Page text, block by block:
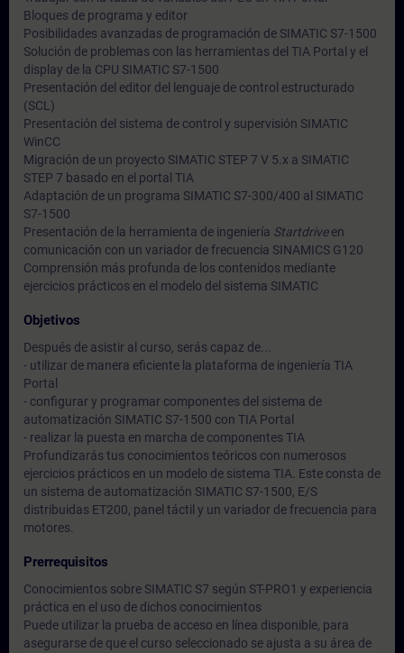
Bloques de programa y editor
Posibilidades avanzadas de programación de SIMATIC S7-1500
Solución de problemas con las herramientas del TIA Portal y el
display de la CPU SIMATIC S7-1500
Presentación del editor del lenguaje de control estructurado
(SCL)
Presentación del sistema de control y supervisión SIMATIC
WinCC
Migración de un proyecto SIMATIC STEP 7 V 5.x a SIMATIC
STEP 7 basado en el portal TIA
Adaptación de un programa SIMATIC S7-300/400 al SIMATIC
S7-1500
Presentación de la herramienta de ingeniería Startdriveen
comunicación con un variador de frecuencia SINAMICS G120
Comprensión más profunda de los contenidos mediante
ejercicios prácticos en el modelo del sistema SIMATIC
Objetivos
Después de asistir al curso, serás capaz de...
- utilizar de manera eficiente la plataforma de ingeniería TIA
Portal
- configurar y programar componentes del sistema de
automatización SIMATIC S7-1500 con TIA Portal
- realizar la puesta en marcha de componentes TIA
Profundizarás tus conocimientos teóricos con numerosos
ejercicios prácticos en un modelo de sistema TIA. Este consta de
un sistema de automatización SIMATIC S7-1500, E/S
distribuidas ET200, panel táctil y un variador de frecuencia para
motores.
Prerrequisitos
Conocimientos sobre SIMATIC S7 según ST-PRO1 y experiencia
práctica en el uso de dichos conocimientos
Puede utilizar la prueba de acceso en línea disponible, para
asegurarse de que el curso seleccionado se ajusta a su área de